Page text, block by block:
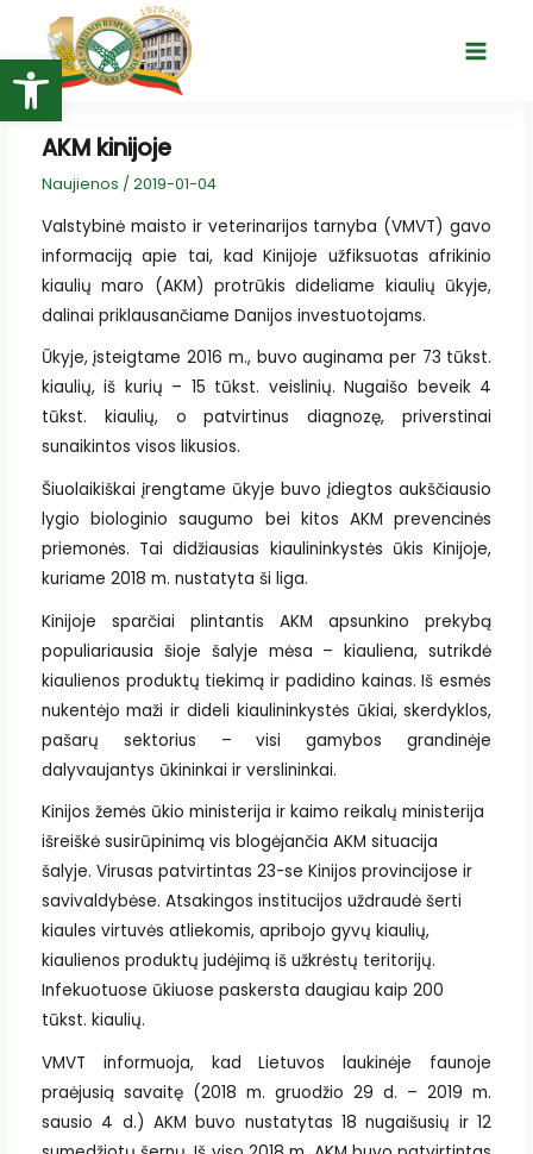
Open toolbar
turinio
Main
AKM kinijoje
Naujienos / 2019-01-04
Valstybinė maisto ir veterinarijos tarnyba (VMVT) gavo
informaciją apie tai, kad Kinijoje užfiksuotas afrikinio
kiaulių maro (AKM) protrūkis dideliame kiaulių ūkyje,
dalinai priklausančiame Danijos investuotojams.
Ūkyje, įsteigtame 2016 m., buvo auginama per 73 tūkst.
kiaulių, iš kurių – 15 tūkst. veislinių. Nugaišo beveik 4
tūkst. kiaulių, o patvirtinus diagnozę, priverstinai
sunaikintos visos likusios.
Šiuolaikiškai įrengtame ūkyje buvo įdiegtos aukščiausio
lygio biologinio saugumo bei kitos AKM prevencinės
priemonės. Tai didžiausias kiaulininkystės ūkis Kinijoje,
kuriame 2018 m. nustatyta ši liga.
Kinijoje sparčiai plintantis AKM apsunkino prekybą
populiariausia šioje šalyje mėsa – kiauliena, sutrikdė
kiaulienos produktų tiekimą ir padidino kainas. Iš esmės
nukentėjo maži ir dideli kiaulininkystės ūkiai, skerdyklos,
pašarų sektorius – visi gamybos grandinėje
dalyvaujantys ūkininkai ir verslininkai.
Kinijos žemės ūkio ministerija ir kaimo reikalų ministerija
išreiškė susirūpinimą vis blogėjančia AKM situacija
šalyje. Virusas patvirtintas 23-se Kinijos provincijose ir
savivaldybėse. Atsakingos institucijos uždraudė šerti
kiaules virtuvės atliekomis, apribojo gyvų kiaulių,
kiaulienos produktų judėjimą iš užkrėstų teritorijų.
Infekuotuose ūkiuose paskersta daugiau kaip 200
tūkst. kiaulių.
VMVT informuoja, kad Lietuvos laukinėje faunoje
praėjusią savaitę (2018 m. gruodžio 29 d. – 2019 m.
sausio 4 d.) AKM buvo nustatytas 18 nugaišusių ir 12